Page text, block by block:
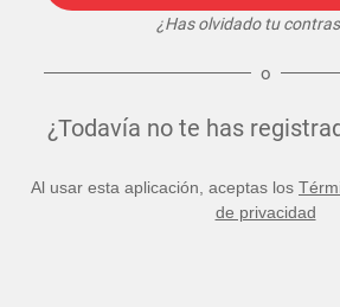
¿Has olvidado tu
o
¿Todavía no te has
Al usar esta aplicación, aceptas los
de privacidad